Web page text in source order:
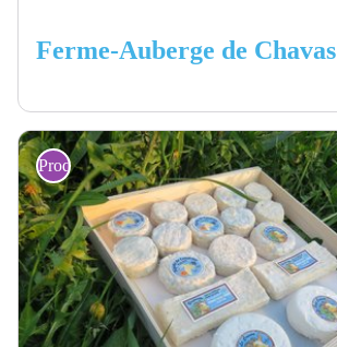
Ferme-Auberge de Chavas
Producteurs